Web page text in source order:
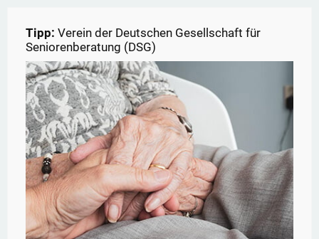
Tipp: Verein der Deutschen Gesellschaft für
Seniorenberatung (DSG)